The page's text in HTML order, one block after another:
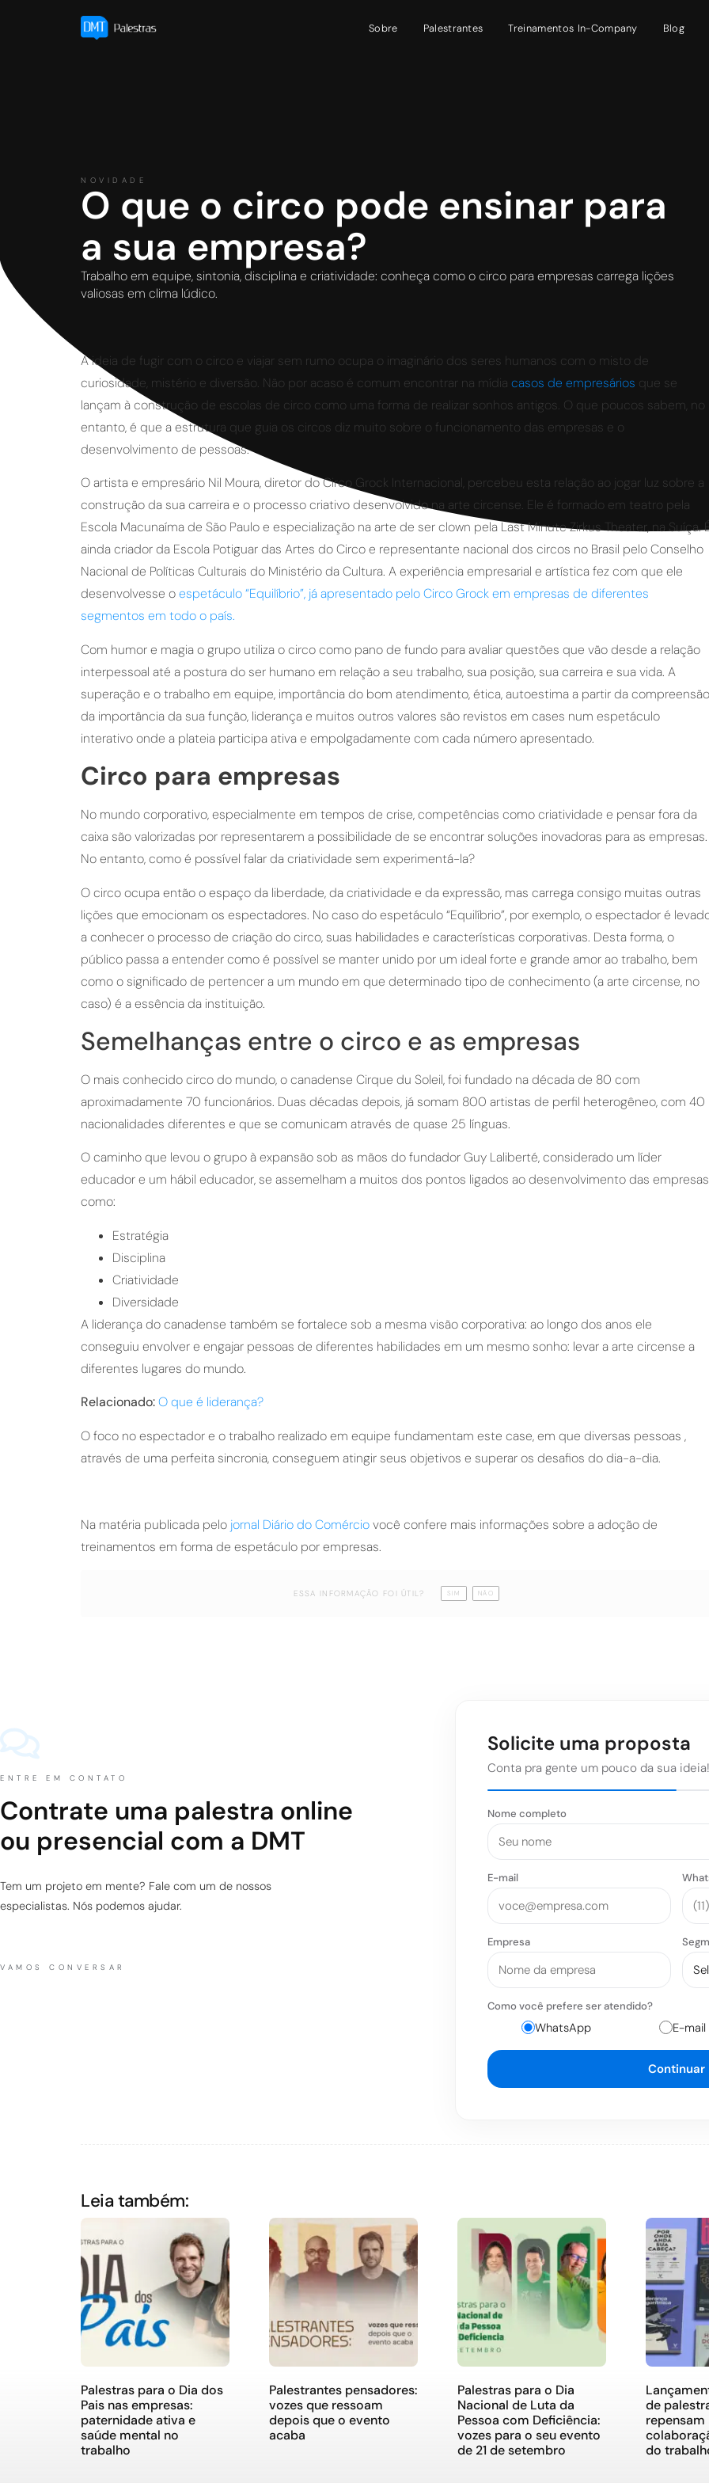
Sobre Palestrantes Treinamentos In-Company Blog
NOVIDADE
O que o circo pode ensinar para
a sua empresa?
Trabalho em equipe, sintonia, disciplina e criatividade: conheça como o circo para empresas carrega lições
valiosas em clima lúdico.
A ideia de fugir com o circo e viajar sem rumo ocupa o imaginário dos seres humanos com o misto de
curiosidade, mistério e diversão. Não por acaso é comum encontrar na mídia casos de empresários que se
lançam à construção de escolas de circo como uma forma de realizar sonhos antigos. O que poucos sabem, no
entanto, é que a estrutura que guia os circos diz muito sobre o funcionamento das empresas e o
desenvolvimento de pessoas.
O artista e empresário Nil Moura, diretor do Circo Grock Internacional, percebeu esta relação ao jogar luz sobre a
construção da sua carreira e o processo criativo desenvolvido na arte circense. Ele é formado em teatro pela
Escola Macunaíma de São Paulo e especialização na arte de ser clown pela Last Minute Zirkus Theater, na Suíça.
ainda criador da Escola Potiguar das Artes do Circo e representante nacional dos circos no Brasil pelo Conselho
Nacional de Políticas Culturais do Ministério da Cultura. A experiência empresarial e artística fez com que ele
desenvolvesse oespetáculo “Equilíbrio”, já apresentado pelo Circo Grock em empresas de diferentes
segmentos em todo o país.
Com humor e magia o grupo utiliza o circo como pano de fundo para avaliar questões que vão desde a relação
interpessoal até a postura do ser humano em relação a seu trabalho, sua posição, sua carreira e sua vida. A
superação e o trabalho em equipe, importância do bom atendimento, ética, autoestima a partir da compreensão
da importância da sua função, liderança e muitos outros valores são revistos em cases num espetáculo
interativo onde a plateia participa ativa e empolgadamente com cada número apresentado.
Circo para empresas
No mundo corporativo, especialmente em tempos de crise, competências como criatividade e pensar fora da
caixa são valorizadas por representarem a possibilidade de se encontrar soluções inovadoras para as empresas.
No entanto, como é possível falar da criatividade sem experimentá-la?
O circo ocupa então o espaço da liberdade, da criatividade e da expressão, mas carrega consigo muitas outras
lições que emocionam os espectadores. No caso do espetáculo “Equilíbrio”, por exemplo, o espectador é
a conhecer o processo de criação do circo, suas habilidades e características corporativas. Desta forma, o
público passa a entender como é possível se manter unido por um ideal forte e grande amor ao trabalho, bem
como o significado de pertencer a um mundo em que determinado tipo de conhecimento (a arte circense, no
caso) é a essência da instituição.
Semelhanças entre o circo e as empresas
O mais conhecido circo do mundo, o canadense Cirque du Soleil, foi fundado na década de 80 com
aproximadamente 70 funcionários. Duas décadas depois, já somam 800 artistas de perfil heterogêneo, com 40
nacionalidades diferentes e que se comunicam através de quase 25 línguas.
O caminho que levou o grupo à expansão sob as mãos do fundador Guy Laliberté, considerado um líder
educador e um hábil educador, se assemelham a muitos dos pontos ligados ao desenvolvimento das
como:
Estratégia
Disciplina
Criatividade
Diversidade
A liderança do canadense também se fortalece sob a mesma visão corporativa: ao longo dos anos ele
conseguiu envolver e engajar pessoas de diferentes habilidades em um mesmo sonho: levar a arte circense a
diferentes lugares do mundo.
Relacionado:O que é liderança?
O foco no espectador e o trabalho realizado em equipe fundamentam este case, em que diversas pessoas ,
através de uma perfeita sincronia, conseguem atingir seus objetivos e superar os desafios do dia-a-dia.
Na matéria publicada pelo jornal Diário do Comérciovocê confere mais informações sobre a adoção de
treinamentos em forma de espetáculo por empresas.
ESSA INFORMAÇÃO FOI ÚTIL? SIM NÃO
ENTRE EM CONTATO
Contrate uma palestra online
ou presencial com a DMT
Tem um projeto em mente? Fale com um de nossos
especialistas. Nós podemos ajudar.
VAMOS CONVERSAR
Solicite uma proposta
Conta pra gente um pouco da sua ideia!
Nome completo
E-mail
Empresa
Como você prefere ser atendido?
WhatsApp E-mail
Continuar
Leia também:
Palestras para o Dia dos
Pais nas empresas:
paternidade ativa e
saúde mental no
trabalho
Palestrantes pensadores:
vozes que ressoam
depois que o evento
acaba
Palestras para o Dia
Nacional de Luta da
Pessoa com Deficiência:
vozes para o seu evento
de 21 de setembro
de
repensam
do